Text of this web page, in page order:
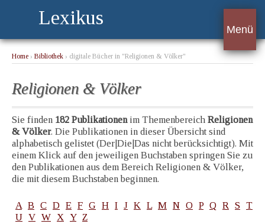
Lexikus
Menü
Home › Bibliothek › digitale Bücher in "Religionen & Völker"
Religionen & Völker
Sie finden 182 Publikationenim Themenbereich Religionen
& Völker. Die Publikationen in dieser Übersicht sind
alphabetisch gelistet (Der|Die|Das nicht berücksichtigt). Mit
einem Klick auf den jeweiligen Buchstaben springen Sie zu
den Publikationen aus dem Bereich Religionen & Völker,
die mit diesem Buchstaben beginnen.
A B C D E F G H I J K L M N O P Q R S T
U V W X Y Z